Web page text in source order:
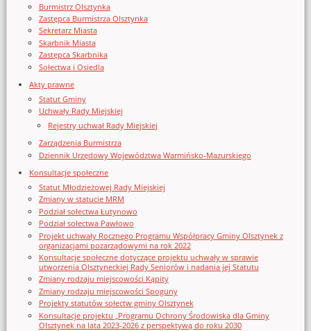
Burmistrz Olsztynka
Zastępca Burmistrza Olsztynka
Sekretarz Miasta
Skarbnik Miasta
Zastępca Skarbnika
Sołectwa i Osiedla
Akty prawne
Statut Gminy
Uchwały Rady Miejskiej
Rejestry uchwał Rady Miejskiej
Zarządzenia Burmistrza
Dziennik Urzędowy Województwa Warmińsko-Mazurskiego
Konsultacje społeczne
Statut Młodzieżowej Rady Miejskiej
Zmiany w statucie MRM
Podział sołectwa Łutynowo
Podział sołectwa Pawłowo
Projekt uchwały Rocznego Programu Współpracy Gminy Olsztynek z
organizacjami pozarządowymi na rok 2022
Konsultacje społeczne dotyczące projektu uchwały w sprawie
utworzenia Olsztyneckiej Rady Seniorów i nadania jej Statutu
Zmiany rodzaju miejscowości Kąpity
Zmiany rodzaju miejscowości Spoguny
Projekty statutów sołectw gminy Olsztynek
Konsultacje projektu „Programu Ochrony Środowiska dla Gminy
Olsztynek na lata 2023-2026 z perspektywą do roku 2030